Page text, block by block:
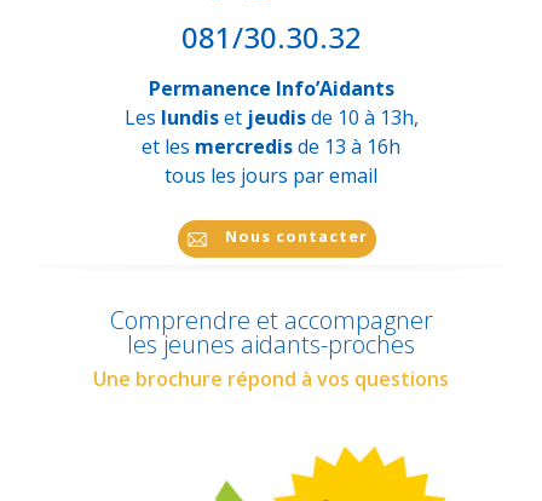
081/30.30.32
Permanence Info’Aidants
Les lundiset jeudisde 10 à 13h,
et les mercredisde 13 à 16h
tous les jours par email
Nous contacter
Comprendre et accompagner
les jeunes aidants-proches
Une brochure répond à vos questions